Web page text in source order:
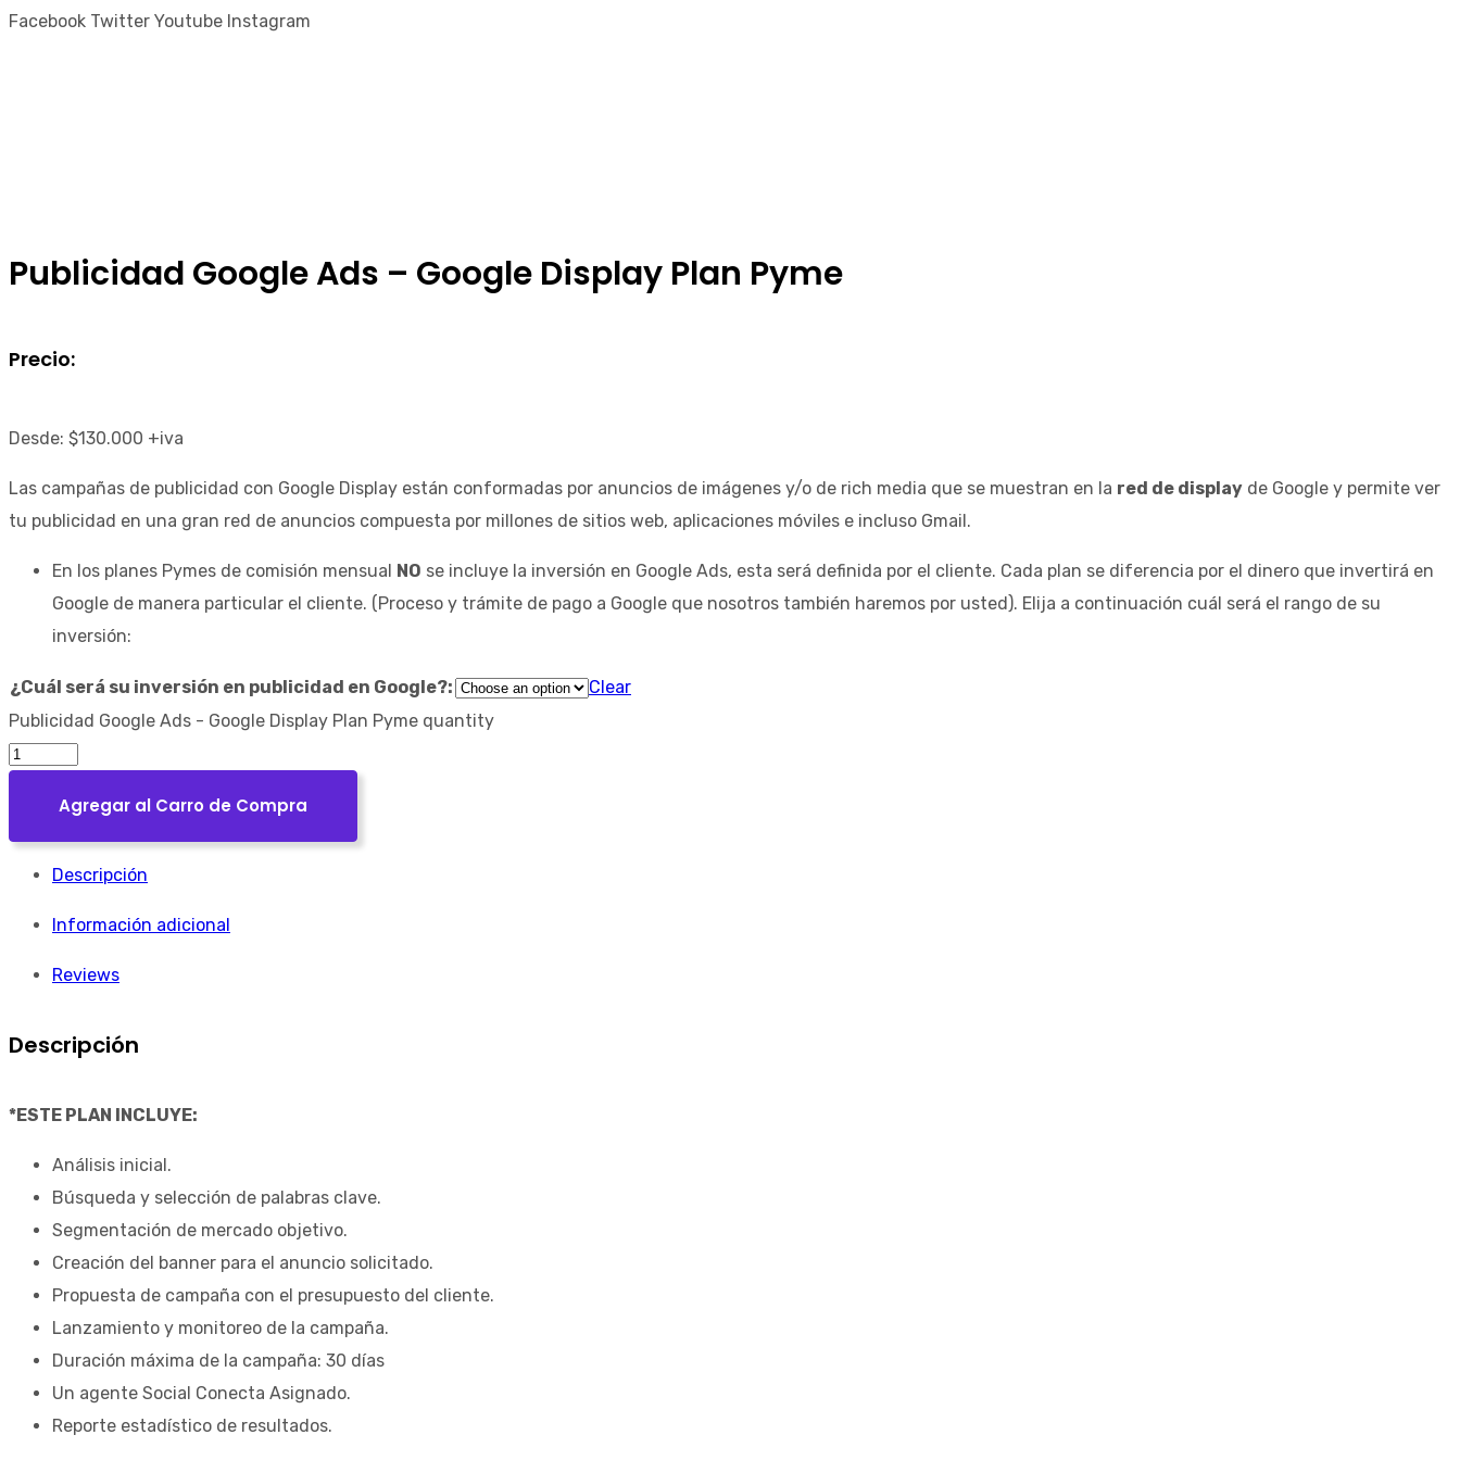
Facebook Twitter Youtube Instagram
Publicidad Google Ads – Google Display Plan Pyme
Precio:
Desde: $130.000 +iva
Las campañas de publicidad con Google Display están conformadas por anuncios de imágenes y/o de rich media que se muestran en la red de display de Google y permite ver
tu publicidad en una gran red de anuncios compuesta por millones de sitios web, aplicaciones móviles e incluso Gmail.
En los planes Pymes de comisión mensual NO se incluye la inversión en Google Ads, esta será definida por el cliente. Cada plan se diferencia por el dinero que invertirá en
Google de manera particular el cliente. (Proceso y trámite de pago a Google que nosotros también haremos por usted). Elija a continuación cuál será el rango de su
inversión:
¿Cuál será su inversión en publicidad en Google?:
Clear
Publicidad Google Ads - Google Display Plan Pyme quantity
Agregar al Carro de Compra
Descripción
Información adicional
Reviews
Descripción
*ESTE PLAN INCLUYE:
Análisis inicial.
Búsqueda y selección de palabras clave.
Segmentación de mercado objetivo.
Creación del banner para el anuncio solicitado.
Propuesta de campaña con el presupuesto del cliente.
Lanzamiento y monitoreo de la campaña.
Duración máxima de la campaña: 30 días
Un agente Social Conecta Asignado.
Reporte estadístico de resultados.